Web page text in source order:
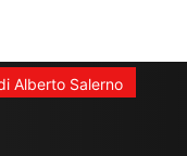
Alberto Salerno